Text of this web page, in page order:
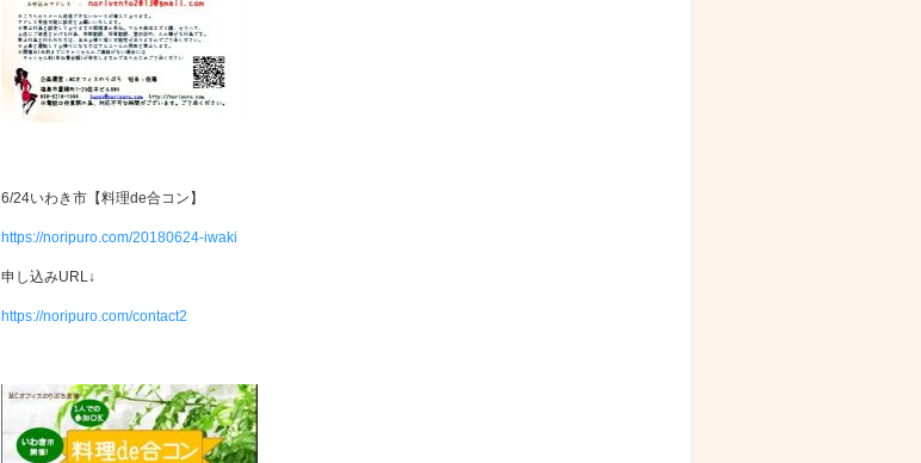
6/24いわき市【料理de合コン】
https://noripuro.com/20180624-iwaki
申し込みURL↓
https://noripuro.com/contact2